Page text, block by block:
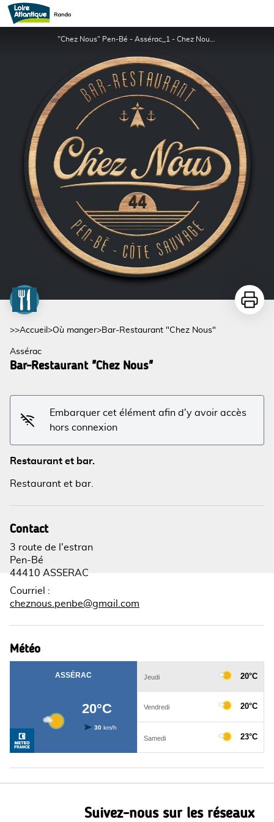
Bar-Restaurant "Chez Nous"
Voir l'image en plein écran
>>Accueil >Où manger>Bar-Restaurant "Chez Nous"
Assérac
Bar-Restaurant "Chez Nous"
Embarquer cet élément afin d'y avoir accès
hors connexion
Restaurant et bar.
Restaurant et bar.
Contact
3 route de l'estran
Pen-Bé
44410 ASSERAC
Courriel
:
cheznous.penbe@gmail.com
Météo
Suivez-nous sur les réseaux